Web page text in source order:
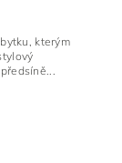
kterým